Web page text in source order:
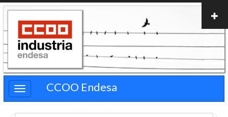
Pasar
contenido
principal
CCOO Endesa